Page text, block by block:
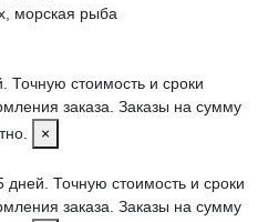
морская рыба
Точную стоимость и сроки
заказа. Заказы на сумму
×
Точную стоимость и сроки
заказа. Заказы на сумму